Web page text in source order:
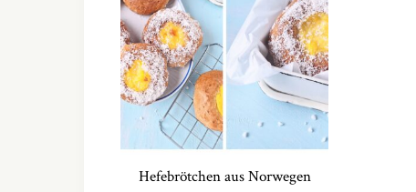
Hefebrötchen aus Norwegen